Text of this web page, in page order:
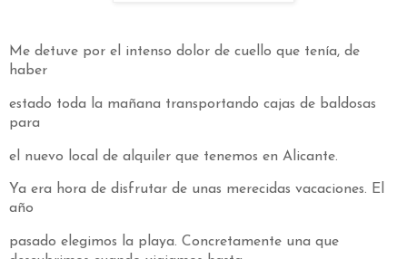
Me detuve por el intenso dolor de cuello que tenía, de
haber
estado toda la mañana transportando cajas de baldosas
para
el nuevo local de alquiler que tenemos en Alicante.
Ya era hora de disfrutar de unas merecidas vacaciones. El
año
pasado elegimos la playa. Concretamente una que